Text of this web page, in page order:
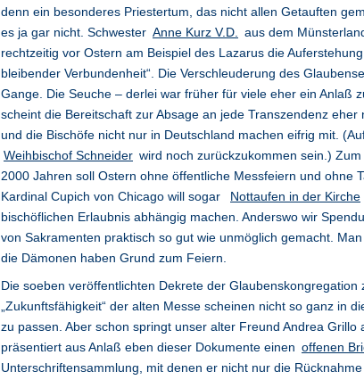
denn ein besonderes Priestertum, das nicht allen Getauften
es ja gar nicht. Schwester Anne Kurz V.D.
aus dem
rechtzeitig vor Ostern am Beispiel des Lazarus die
bleibender Verbundenheit“. Die Verschleuderung des
Gange. Die Seuche – derlei war früher für viele eher ein Anlaß
scheint die Bereitschaft zur Absage an jede Transzendenz eher
und die Bischöfe nicht nur in Deutschland machen eifrig mit.
Weihbischof Schneider wird noch zurückzukommen sein.)
2000 Jahren soll Ostern ohne öffentliche Messfeiern und ohne
Kardinal Cupich von Chicago will sogar
Nottaufen in der Kirche
bischöflichen Erlaubnis abhängig machen. Anderswo wir
von Sakramenten praktisch so gut wie unmöglich gemacht.
die Dämonen haben Grund zum Feiern.
Die soeben veröffentlichten Dekrete der Glaubenskongregation
„Zukunftsfähigkeit“ der alten Messe scheinen nicht so ganz in
zu passen. Aber schon springt unser alter Freund Andrea Grillo
präsentiert aus Anlaß eben dieser Dokumente einen offenen
Unterschriftensammlung, mit denen er nicht nur die